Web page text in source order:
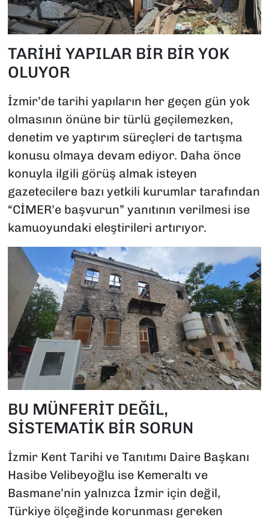
TARİHİ YAPILAR BİR BİR YOK
OLUYOR
İzmir’de tarihi yapıların her geçen gün yok
olmasının önüne bir türlü geçilemezken,
denetim ve yaptırım süreçleri de tartışma
konusu olmaya devam ediyor. Daha önce
konuyla ilgili görüş almak isteyen
gazetecilere bazı yetkili kurumlar tarafından
“CİMER’e başvurun” yanıtının verilmesi ise
kamuoyundaki eleştirileri artırıyor.
BU MÜNFERİT DEĞİL,
SİSTEMATİK BİR SORUN
İzmir Kent Tarihi ve Tanıtımı Daire Başkanı
Hasibe Velibeyoğlu ise Kemeraltı ve
Basmane’nin yalnızca İzmir için değil,
Türkiye ölçeğinde korunması gereken